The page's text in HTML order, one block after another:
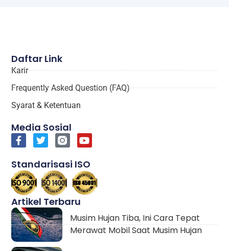
Artikel Terbaru
Musim Hujan Tiba, Ini Cara Tepat
Merawat Mobil Saat Musim Hujan
Daftar Link
Karir
Frequently Asked Question (FAQ)
Syarat & Ketentuan
Media Sosial
Standarisasi ISO